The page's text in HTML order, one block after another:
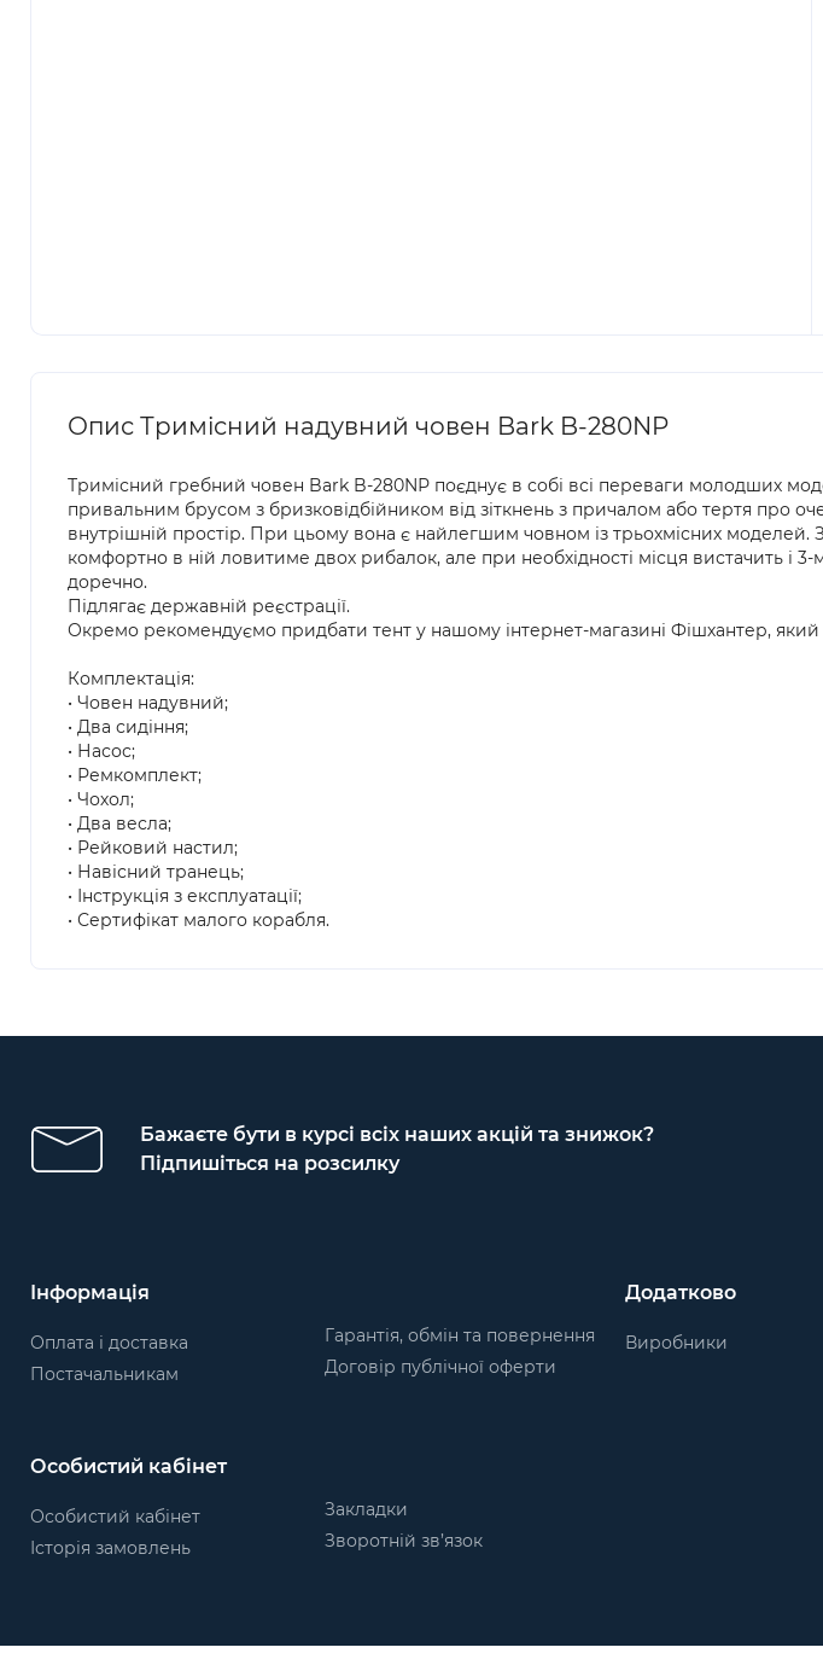
Опис Тримісний надувний човен Bark B-280NP
Тримісний гребний човен Bark B-280NР поєднує в собі всі переваги молодших
привальним брусом з бризковідбійником від зіткнень з причалом або тертя про
внутрішній простір. При цьому вона є найлегшим човном із трьохмісних
комфортно в ній ловитиме двох рибалок, але при необхідності місця вистачить і
доречно.
Підлягає державній реєстрації.
Окремо рекомендуємо придбати тент у нашому інтернет-магазині Фішхантер,
Комплектація:
• Човен надувний;
• Два сидіння;
• Насос;
• Ремкомплект;
• Чохол;
• Два весла;
• Рейковий настил;
• Навісний транець;
• Інструкція з експлуатації;
• Сертифікат малого корабля.
Бажаєте бути в курсі всіх наших акцій та знижок?
Підпишіться на розсилку
Інформація
Оплата і доставка
Постачальникам
Гарантія, обмін та повернення
Договір публічної оферти
Додатково
Виробники
Особистий кабінет
Особистий кабінет
Історія замовлень
Закладки
Зворотній зв’язок